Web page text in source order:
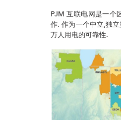
PJM 互联电网是一个
作. 作为一个中立,独
万人用电的可靠性.